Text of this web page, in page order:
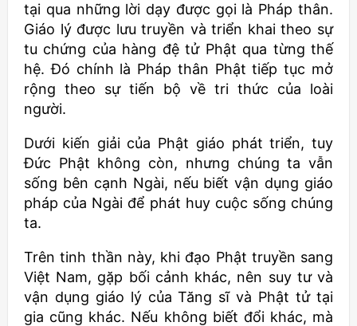
tại qua những lời dạy được gọi là Pháp thân.
Giáo lý được lưu truyền và triển khai theo sự
tu chứng của hàng đệ tử Phật qua từng thế
hệ. Đó chính là Pháp thân Phật tiếp tục mở
rộng theo sự tiến bộ về tri thức của loài
người.
Dưới kiến giải của Phật giáo phát triển, tuy
Đức Phật không còn, nhưng chúng ta vẫn
sống bên cạnh Ngài, nếu biết vận dụng giáo
pháp của Ngài để phát huy cuộc sống chúng
ta.
Trên tinh thần này, khi đạo Phật truyền sang
Việt Nam, gặp bối cảnh khác, nên suy tư và
vận dụng giáo lý của Tăng sĩ và Phật tử tại
gia cũng khác. Nếu không biết đổi khác, mà